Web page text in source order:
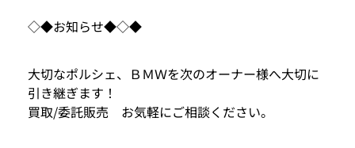
◇◆お知らせ◆◇◆
大切なポルシェ、ＢＭＷを次のオーナー様へ大切に
引き継ぎます！
買取/委託販売 お気軽にご相談ください。